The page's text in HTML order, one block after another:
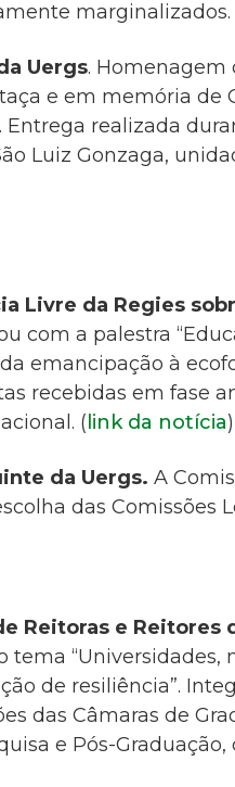
marginalizados.
Uergs. Homenagem
e em memória de
realizada
Luiz Gonzaga,
Livre da Regies
com a palestra
emancipação à
recebidas em fase
( link da notícia)
da Uergs. A
das Comissões
Reitoras e Reitores
tema “Universidades,
de resiliência”.
das Câmaras de
e Pós-